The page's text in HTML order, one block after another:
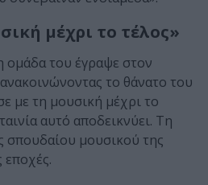
μέχρι το τέλος»
ομάδα του έγραψε στον
το θάνατο του
με τη μουσική μέχρι το
αυτό αποδεικνύει. Τη
σπουδαίου μουσικού της
εποχές.